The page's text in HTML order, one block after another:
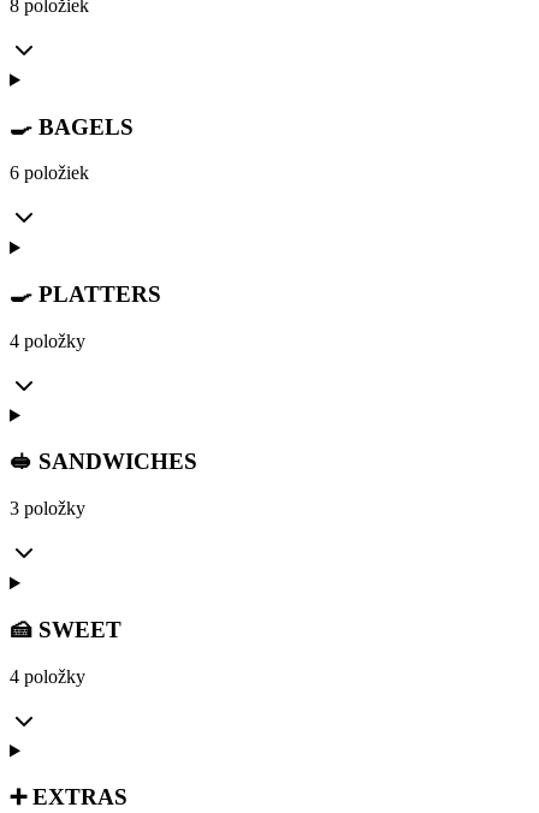
8 položiek
🍳 BAGELS
6 položiek
🍳 PLATTERS
4 položky
🥪 SANDWICHES
3 položky
🍰 SWEET
4 položky
➕ EXTRAS